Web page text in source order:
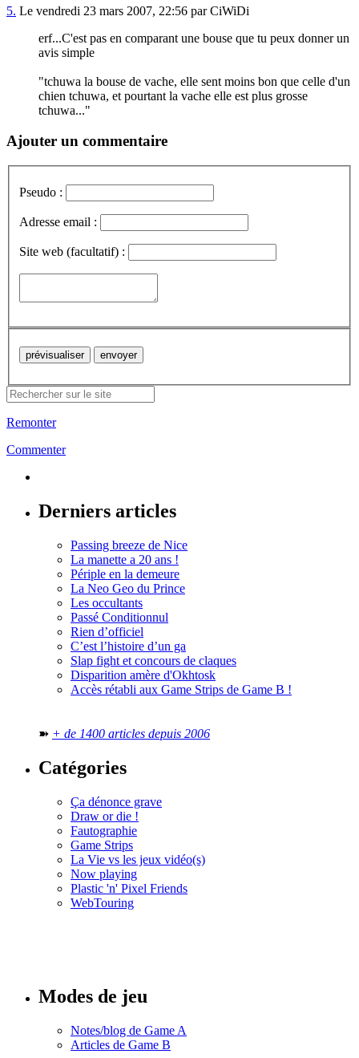
5. Le vendredi 23 mars 2007, 22:56 par CiWiDi
erf...C'est pas en comparant une bouse que tu peux donner un
avis simple
"tchuwa la bouse de vache, elle sent moins bon que celle d'un
chien tchuwa, et pourtant la vache elle est plus grosse
tchuwa..."
Ajouter un commentaire
Pseudo :
Adresse email :
Site web (facultatif) :
Remonter
Commenter
Derniers articles
Passing breeze de Nice
La manette a 20 ans !
Périple en la demeure
La Neo Geo du Prince
Les occultants
Passé Conditionnul
Rien d’officiel
C’est l’histoire d’un ga
Slap fight et concours de claques
Disparition amère d'Okhtosk
Accès rétabli aux Game Strips de Game B !
➽ + de 1400 articles depuis 2006
Catégories
Ça dénonce grave
Draw or die !
Fautographie
Game Strips
La Vie vs les jeux vidéo(s)
Now playing
Plastic 'n' Pixel Friends
WebTouring
Modes de jeu
Notes/blog de Game A
Articles de Game B